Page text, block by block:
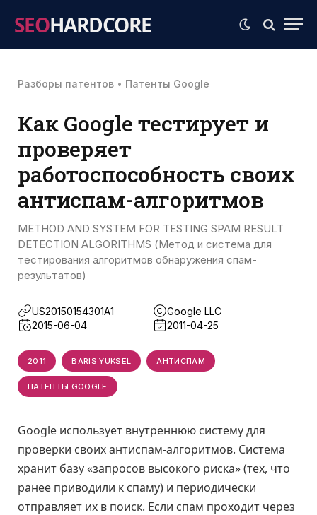
SEOHARDCORE
Разборы патентов • Патенты Google
Как Google тестирует и
проверяет
работоспособность своих
антиспам-алгоритмов
METHOD AND SYSTEM FOR TESTING SPAM RESULT
DETECTION ALGORITHMS (Метод и система для
тестирования алгоритмов обнаружения спам-
результатов)
US20150154301A1
Google LLC
2015-06-04
2011-04-25
2011 BARIS YUKSEL АНТИСПАМ
ПАТЕНТЫ GOOGLE
Google использует внутреннюю систему для
проверки своих антиспам-алгоритмов. Система
хранит базу «запросов высокого риска» (тех, что
ранее приводили к спаму) и периодически
отправляет их в поиск. Если спам проходит через